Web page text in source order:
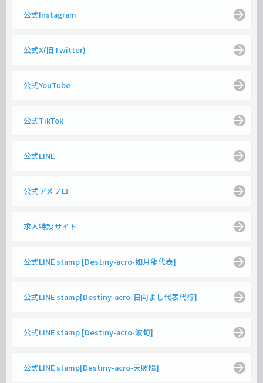
公式Instagram
公式X(旧Twitter)
公式YouTube
公式TikTok
公式LINE
公式アメブロ
求人特設サイト
公式LINE stamp [Destiny-acro-如月龍代表]
公式LINE stamp[Destiny-acro-日向よし代表代行]
公式LINE stamp [Destiny-acro-波旬]
公式LINE stamp[Destiny-acro-天照陽]